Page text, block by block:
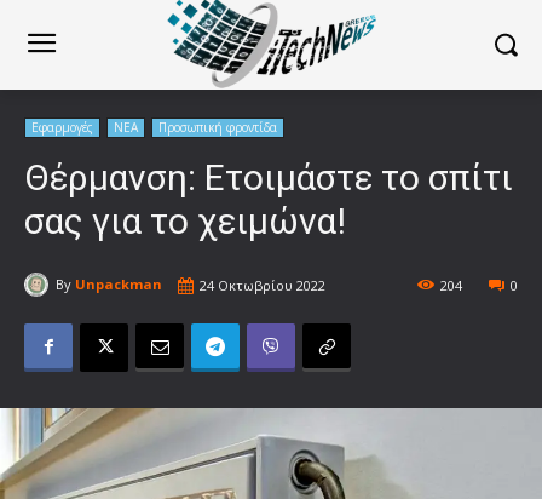
Εφαρμογές ΝΕΑ Προσωπική φροντίδα
Θέρμανση: Ετοιμάστε το σπίτι
σας για το χειμώνα!
By Unpackman 24 Οκτωβρίου 2022 0
204